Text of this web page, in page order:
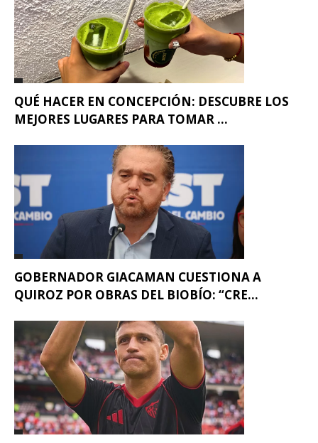
QUÉ HACER EN CONCEPCIÓN: DESCUBRE LOS
MEJORES LUGARES PARA TOMAR ...
GOBERNADOR GIACAMAN CUESTIONA A
QUIROZ POR OBRAS DEL BIOBÍO: “CRE...